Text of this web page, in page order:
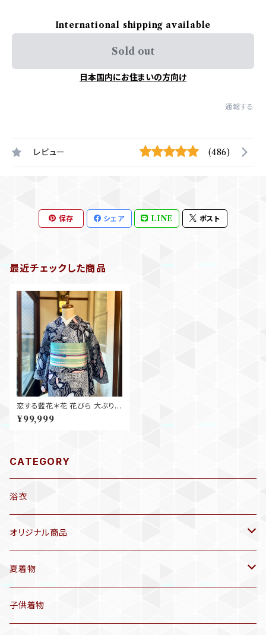
International shipping available
Sold out
日本国内にお住まいの方向け
通報する
レビュー (486)
保存 シェア LINE ポスト
最近チェックした商品
恋する藍花＊花 花びら 大ぶり
定番 ネイビー ブルー ピンク 紺
濃紺 有松鳴海絞り浴衣 B690
¥99,999
CATEGORY
浴衣
オリジナル商品
袷着物(10〜5月頃)
セオα 着物(5〜9月頃)
夏着物
アンティーク着物
子供着物